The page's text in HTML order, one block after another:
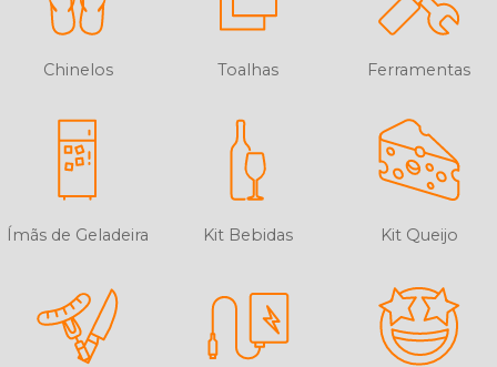
Chinelos Toalhas Ferramentas
Ímãs de Geladeira Kit Bebidas Kit Queijo